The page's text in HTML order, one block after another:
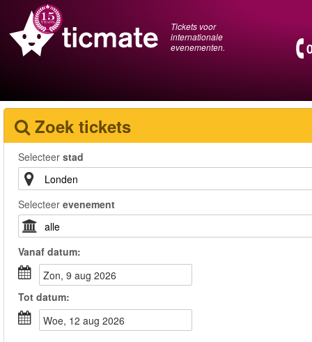
Tickets voor
internationale
evenementen.
Zoek tickets
Selecteer stad
Selecteer evenement
Vanaf datum:
zon, 9 aug 2026
Tot datum:
woe, 12 aug 2026